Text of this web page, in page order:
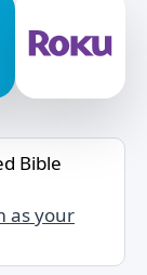
Bible
as your